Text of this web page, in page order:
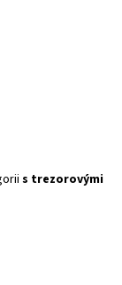
s trezorovými